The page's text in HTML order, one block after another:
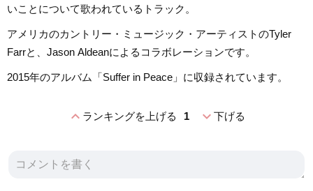
いことについて歌われているトラック。
アメリカのカントリー・ミュージック・アーティストのTyler
Farrと、Jason Aldeanによるコラボレーションです。
2015年のアルバム「Suffer in Peace」に収録されています。
expand_lessランキングを上げる 1 expand_more下げる